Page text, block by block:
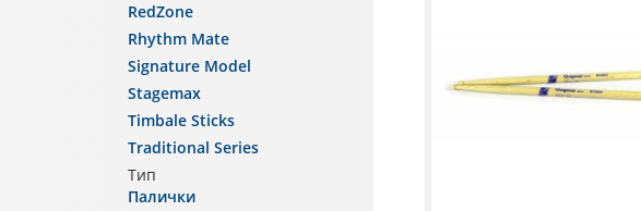
RedZone
Rhythm Mate
Signature Model
Stagemax
Timbale Sticks
Traditional Series
Тип
Палички